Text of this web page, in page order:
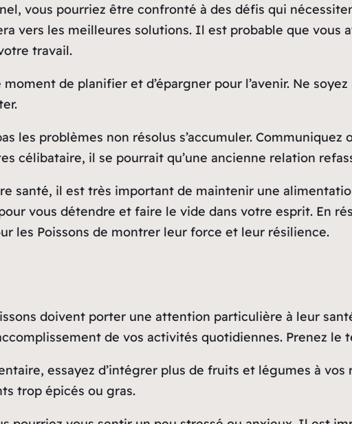
vous pourriez être confronté à des défis qui
vers les meilleures solutions. Il est probable que vous
travail.
moment de planifier et d’épargner pour l’avenir. Ne
les problèmes non résolus s’accumuler.
célibataire, il se pourrait qu’une ancienne relation
santé, il est très important de maintenir une
vous détendre et faire le vide dans votre esprit. En
les Poissons de montrer leur force et leur résilience.
doivent porter une attention particulière à leur
de vos activités quotidiennes. Prenez le
essayez d’intégrer plus de fruits et légumes à
trop épicés ou gras.